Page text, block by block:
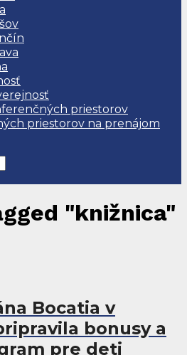
priestorov
priestorov na prenájom
"knižnica"
Bocatia v
bonusy a
pre deti